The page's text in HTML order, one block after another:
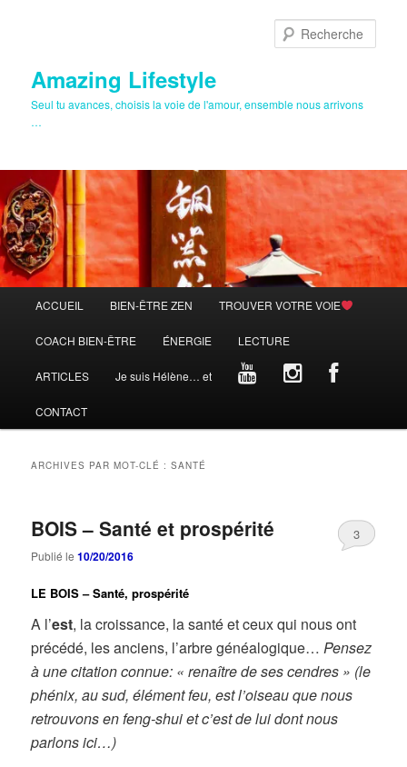
Amazing Lifestyle
Seul tu avances, choisis la voie de l'amour, ensemble nous arrivons
…
principal
ACCUEIL BIEN-ÊTRE ZEN TROUVER VOTRE VOIE
COACH BIEN-ÊTRE ÉNERGIE LECTURE
ARTICLES Je suis Hélène… et
CONTACT
ARCHIVES PAR MOT-CLÉ :SANTÉ
BOIS – Santé et prospérité
Publié le10/20/2016
3
LE BOIS – Santé, prospérité
A l’est, la croissance, la santé et ceux qui nous ont
précédé, les anciens, l’arbre généalogique…Pensez
à une citation connue: « renaître de ses cendres » (le
phénix, au sud, élément feu, est l’oiseau que nous
retrouvons en feng-shui et c’est de lui dont nous
parlons ici…)